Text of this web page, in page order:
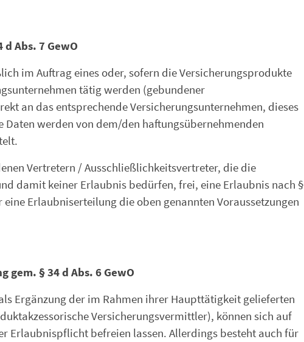
Abs. 7 GewO
im Auftrag eines oder, sofern die Versicherungsprodukte
tätig werden (gebundener
an das entsprechende Versicherungsunternehmen, dieses
werden von dem/den haftungsübernehmenden
Vertretern / Ausschließlichkeitsvertreter, die die
damit keiner Erlaubnis bedürfen, frei, eine Erlaubnis nach §
Erlaubniserteilung die oben genannten Voraussetzungen
§ 34 d Abs. 6 GewO
Ergänzung der im Rahmen ihrer Haupttätigkeit gelieferten
Versicherungsvermittler), können sich auf
Erlaubnispflicht befreien lassen. Allerdings besteht auch für